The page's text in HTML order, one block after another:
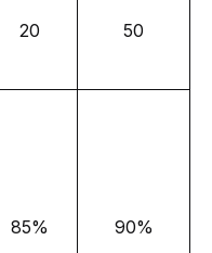
20 50
85% 90%